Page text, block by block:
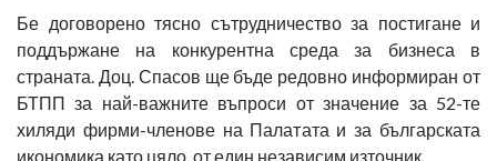
Бе договорено тясно сътрудничество за постигане и
поддържане на конкурентна среда за бизнеса в
страната. Доц. Спасов ще бъде редовно информиран от
БТПП за най-важните въпроси от значение за 52-те
хиляди фирми-членове на Палатата и за българската
икономика като цяло, от един независим източник.